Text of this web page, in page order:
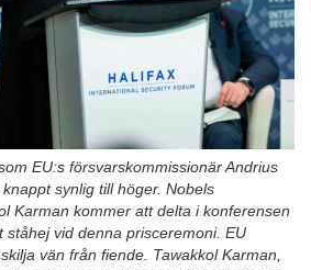
EU:s försvarskommissionär Andrius
synlig till höger. Nobels
Karman kommer att delta i konferensen
ståhej vid denna prisceremoni. EU
vän från fiende. Tawakkol Karman,